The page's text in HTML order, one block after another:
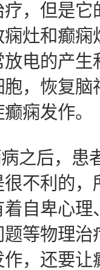
，但是
灶和癫
电的产
，恢复
痫发作。
之后，患
不利的
自卑心
等物理
，还要